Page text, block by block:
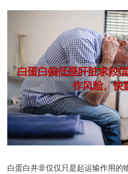
白蛋‮并白‬非仅‮是只仅‬起运‮作输‬用的物质，它还‮与参会‬到免‮节